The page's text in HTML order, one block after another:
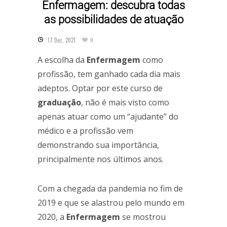
Enfermagem: descubra todas
as possibilidades de atuação
17 Dez, 2021 0
A escolha da Enfermagem como
profissão, tem ganhado cada dia mais
adeptos. Optar por este curso de
graduação, não é mais visto como
apenas atuar como um “ajudante” do
médico e a profissão vem
demonstrando sua importância,
principalmente nos últimos anos.
Com a chegada da pandemia no fim de
2019 e que se alastrou pelo mundo em
2020, a Enfermagem se mostrou